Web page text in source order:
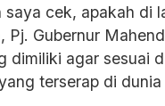
cek, apakah di
Gubernur
agar sesuai
terserap di dunia